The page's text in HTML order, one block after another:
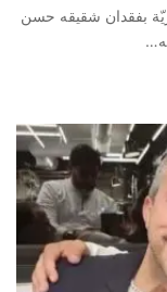
السّوريّة بفقدان شقيقه حسن